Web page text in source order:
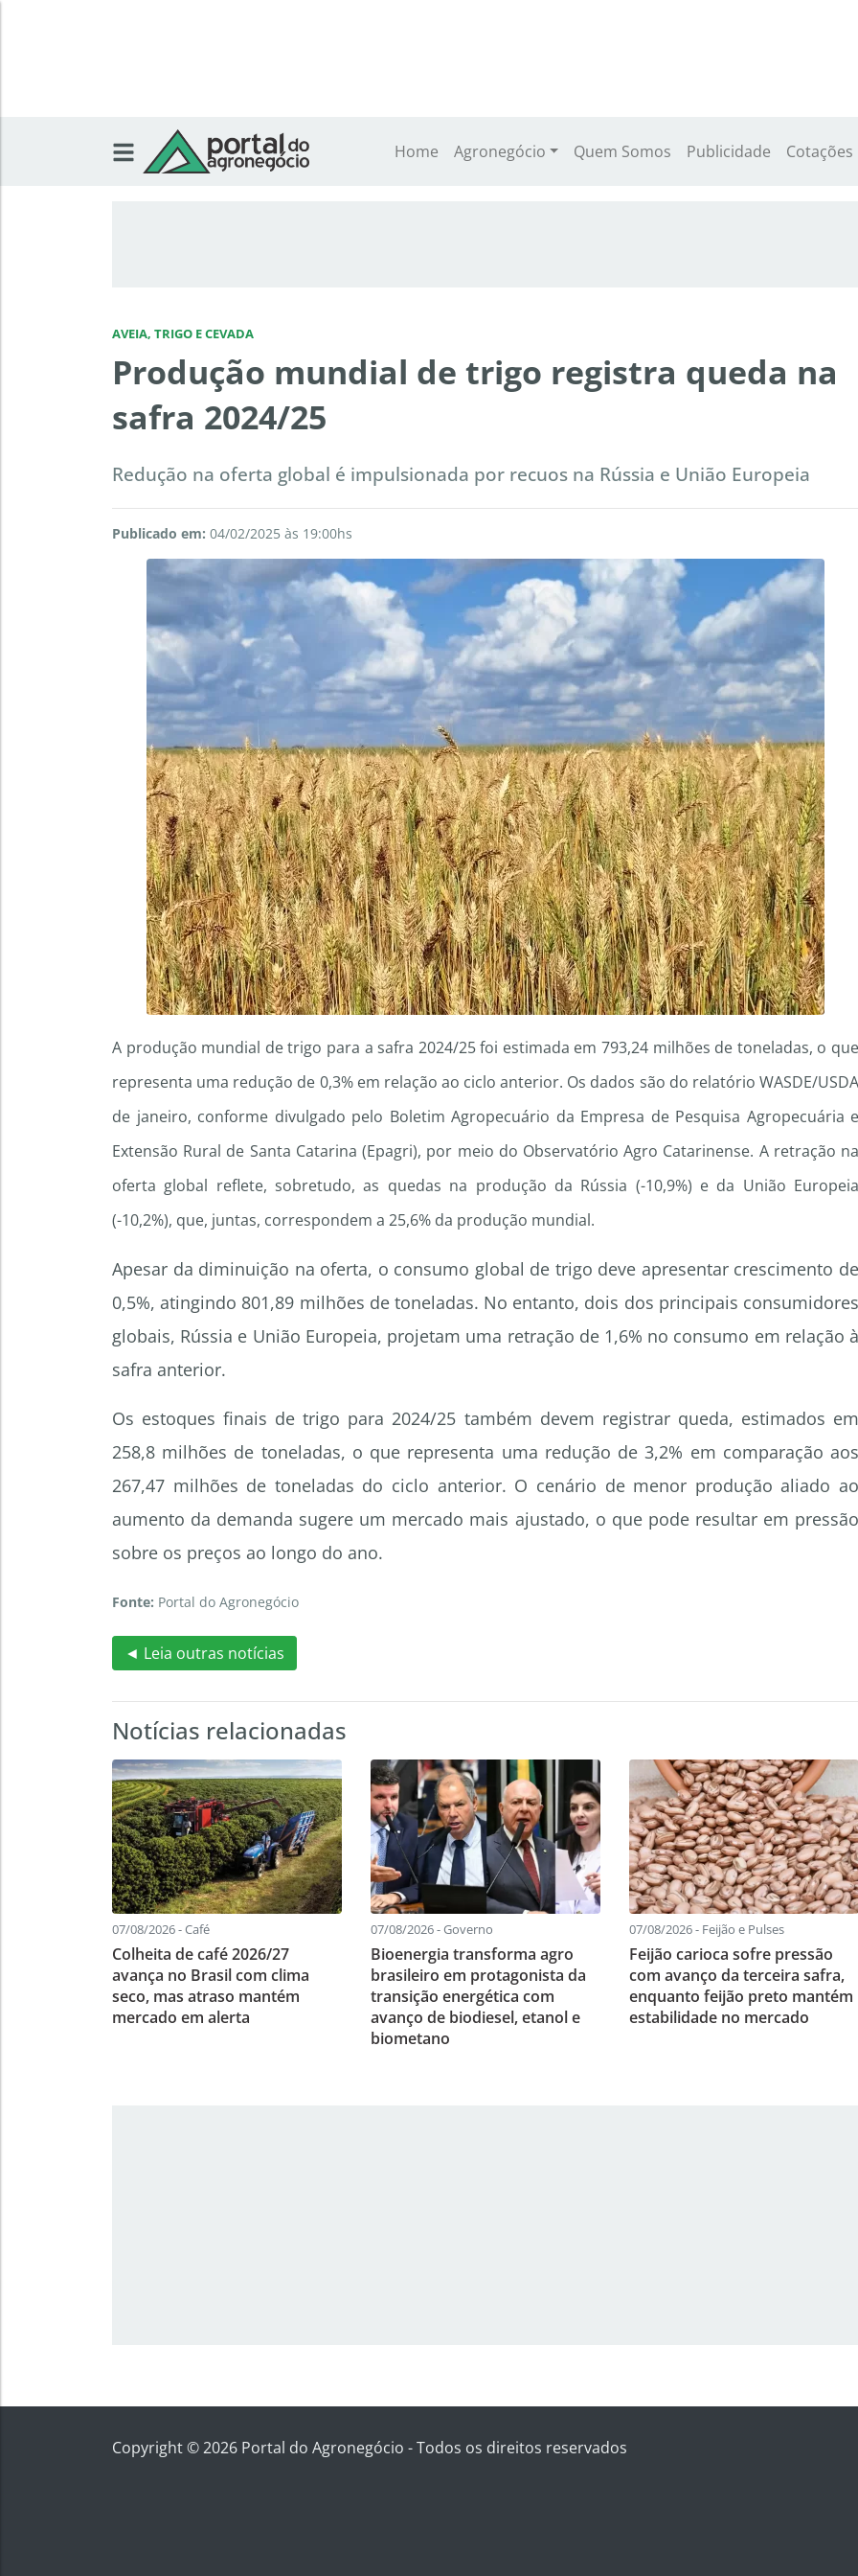
Home Agronegócio Quem Somos Publicidade Cotações
AVEIA, TRIGO E CEVADA
Produção mundial de trigo registra queda na
safra 2024/25
Redução na oferta global é impulsionada por recuos na Rússia e União Europeia
Publicado em: 04/02/2025 às 19:00hs
A produção mundial de trigo para a safra 2024/25 foi estimada em 793,24 milhões de toneladas, o que
representa uma redução de 0,3% em relação ao ciclo anterior. Os dados são do relatório WASDE/USDA
de janeiro, conforme divulgado pelo Boletim Agropecuário da Empresa de Pesquisa Agropecuária e
Extensão Rural de Santa Catarina (Epagri), por meio do Observatório Agro Catarinense. A retração na
oferta global reflete, sobretudo, as quedas na produção da Rússia (-10,9%) e da União Europeia
(-10,2%), que, juntas, correspondem a 25,6% da produção mundial.
Apesar da diminuição na oferta, o consumo global de trigo deve apresentar crescimento de
0,5%, atingindo 801,89 milhões de toneladas. No entanto, dois dos principais consumidores
globais, Rússia e União Europeia, projetam uma retração de 1,6% no consumo em relação à
safra anterior.
Os estoques finais de trigo para 2024/25 também devem registrar queda, estimados em
258,8 milhões de toneladas, o que representa uma redução de 3,2% em comparação aos
267,47 milhões de toneladas do ciclo anterior. O cenário de menor produção aliado ao
aumento da demanda sugere um mercado mais ajustado, o que pode resultar em pressão
sobre os preços ao longo do ano.
Fonte: Portal do Agronegócio
◄ Leia outras notícias
Notícias relacionadas
07/08/2026 - Café
Colheita de café 2026/27
avança no Brasil com clima
seco, mas atraso mantém
mercado em alerta
07/08/2026 - Governo
Bioenergia transforma agro
brasileiro em protagonista da
transição energética com
avanço de biodiesel, etanol e
biometano
07/08/2026 - Feijão e Pulses
Feijão carioca sofre pressão
com avanço da terceira safra,
enquanto feijão preto mantém
estabilidade no mercado
Copyright © 2026 Portal do Agronegócio - Todos os direitos reservados